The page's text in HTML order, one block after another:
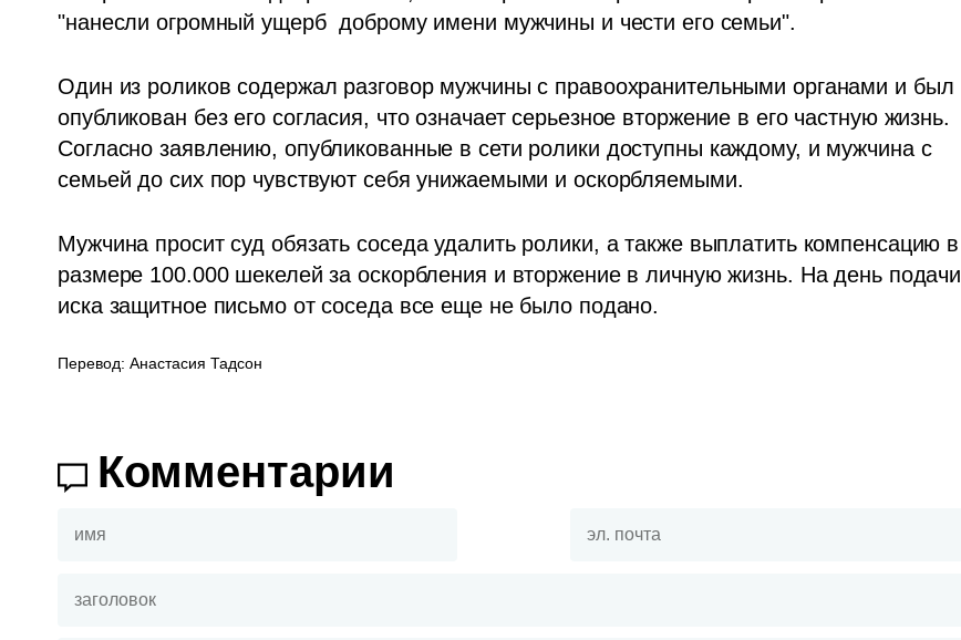
"нанесли огромный ущерб  доброму имени мужчины и чести его семьи".
Один из роликов содержал разговор мужчины с правоохранительными органами и был
опубликован без его согласия, что означает серьезное вторжение в его частную жизнь.
Согласно заявлению, опубликованные в сети ролики доступны каждому, и мужчина с
семьей до сих пор чувствуют себя унижаемыми и оскорбляемыми.
Мужчина просит суд обязать соседа удалить ролики, а также выплатить компенсацию в
размере 100.000 шекелей за оскорбления и вторжение в личную жизнь. На день подачи
иска защитное письмо от соседа все еще не было подано.
Перевод: Анастасия Тадсон
Комментарии